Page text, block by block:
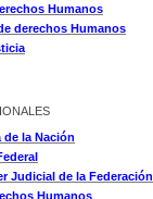
Humanos
derechos Humanos
de la Nación
Judicial de la Federación
Humanos